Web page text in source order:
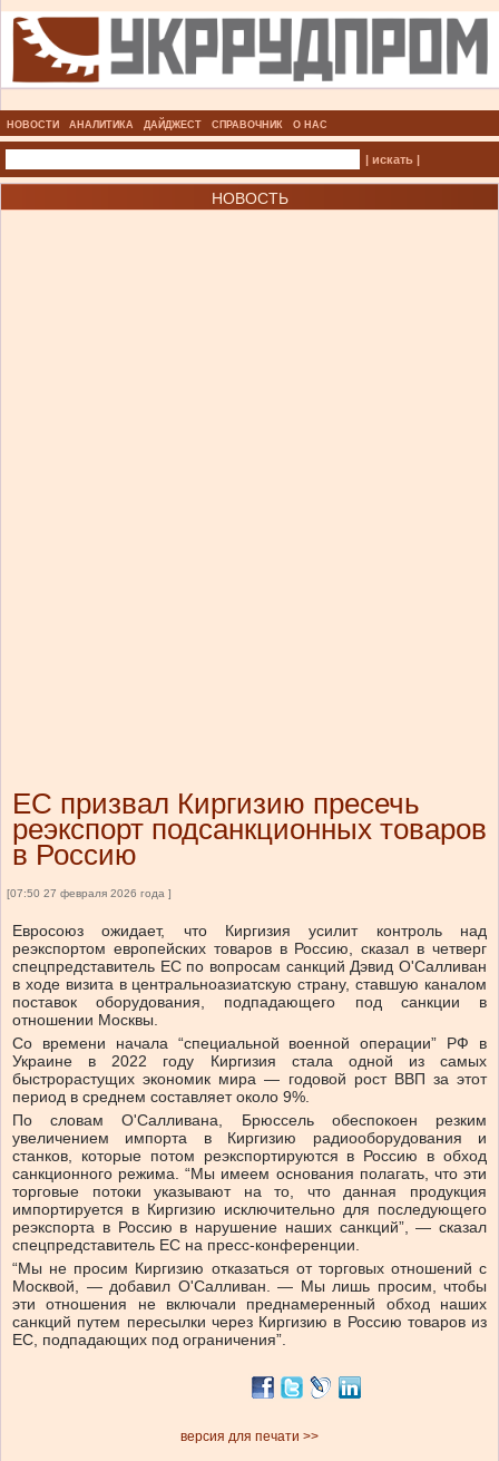
НОВОСТИ АНАЛИТИКА ДАЙДЖЕСТ СПРАВОЧНИК О НАС
| искать |
НОВОСТЬ
ЕС призвал Киргизию пресечь
реэкспорт подсанкционных товаров
в Россию
[07:50 27 февраля 2026 года ]
Евросоюз ожидает, что Киргизия усилит контроль над
реэкспортом европейских товаров в Россию, сказал ​в четверг
спецпредставитель ​ЕС по ​вопросам санкций ⁠Дэвид О'Салливан
в ходе визита в ‌центральноазиатскую страну, ставшую каналом
поставок ‌оборудования, подпадающего под санкции в
отношении Москвы.
Со времени начала “специальной ​военной операции” РФ в
Украине в 2022 ‌году Киргизия стала одной из самых
быстрорастущих экономик ​мира — годовой рост ВВП за этот
период ‌в среднем составляет около 9%.
По словам О'Салливана, Брюссель обеспокоен резким
увеличением импорта в Киргизию радиооборудования ​и
станков, которые ​потом реэкспортируются ‌в Россию в обход
санкционного режима. “Мы имеем основания ​полагать, что эти
торговые потоки указывают на то, что данная продукция
импортируется в Киргизию исключительно для последующего
реэкспорта в Россию в нарушение наших санкций”, — сказал
спецпредставитель ЕС на пресс-конференции.
“Мы не просим Киргизию отказаться от торговых ​отношений с
Москвой, — ⁠добавил О'Салливан. — Мы лишь просим, чтобы
эти отношения не включали преднамеренный ‌обход наших
санкций путем пересылки через Киргизию ‌в Россию товаров из
ЕС, подпадающих под ограничения”.
версия для печати >>